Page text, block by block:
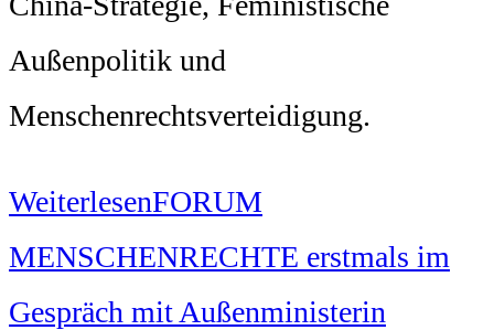
Außenpolitik und
Menschenrechtsverteidigung.
WeiterlesenFORUM
MENSCHENRECHTE erstmals im
Gespräch mit Außenministerin